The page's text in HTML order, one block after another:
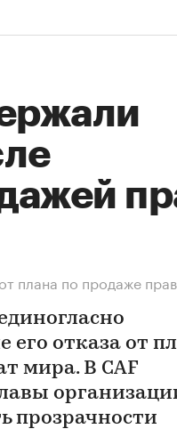
плана по продаже
отказа от
мира. В CAF
прозрачности